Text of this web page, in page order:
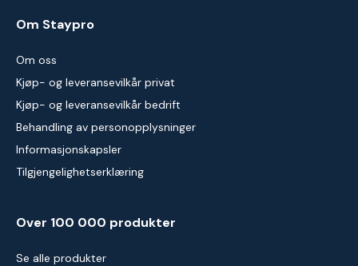
Om Staypro
Om oss
Kjøp- og leveransevilkår privat
Kjøp- og leveransevilkår bedrift
Behandling av personopplysninger
Informasjonskapsler
Tilgjengelighetserklæring
Over 100 000 produkter
Se alle produkter